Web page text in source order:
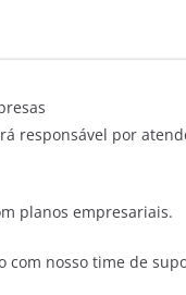
responsável por
planos empresariais.
nosso time de